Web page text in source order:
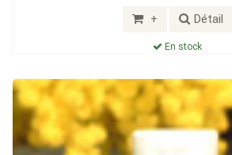
+ Détail
En stock